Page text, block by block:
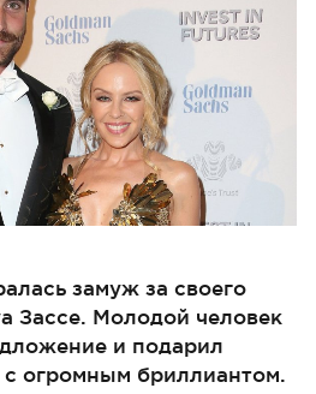
замуж за своего
Зассе. Молодой человек
и подарил
огромным бриллиантом.